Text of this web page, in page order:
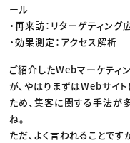
ール
・再来訪：リターゲティン
・効果測定：アクセス解析
ご紹介したWebマーケティ
が、やはりまずはWebサイ
ため、集客に関する手法が
ね。
ただ、よく言われることで